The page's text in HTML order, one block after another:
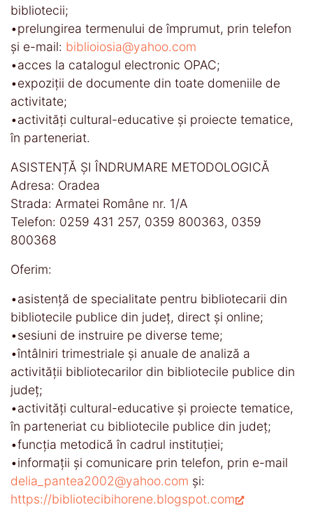
bibliotecii;
•prelungirea termenului de împrumut, prin telefon
și e-mail: biblioiosia@yahoo.com
•acces la catalogul electronic OPAC;
•expoziţii de documente din toate domeniile de
activitate;
•activităţi cultural-educative şi proiecte tematice,
în parteneriat.
ASISTENȚĂ ȘI ÎNDRUMARE METODOLOGICĂ
Adresa: Oradea
Strada: Armatei Române nr. 1/A
Telefon: 0259 431 257, 0359 800363, 0359
800368
Oferim:
•asistență de specialitate pentru bibliotecarii din
bibliotecile publice din județ, direct și online;
•sesiuni de instruire pe diverse teme;
•întâlniri trimestriale și anuale de analiză a
activității bibliotecarilor din bibliotecile publice din
județ;
•activități cultural-educative și proiecte tematice,
în parteneriat cu bibliotecile publice din județ;
•funcția metodică în cadrul instituției;
•informații și comunicare prin telefon, prin e-mail
delia_pantea2002@yahoo.com și:
https://bibliotecibihorene.blogspot.com